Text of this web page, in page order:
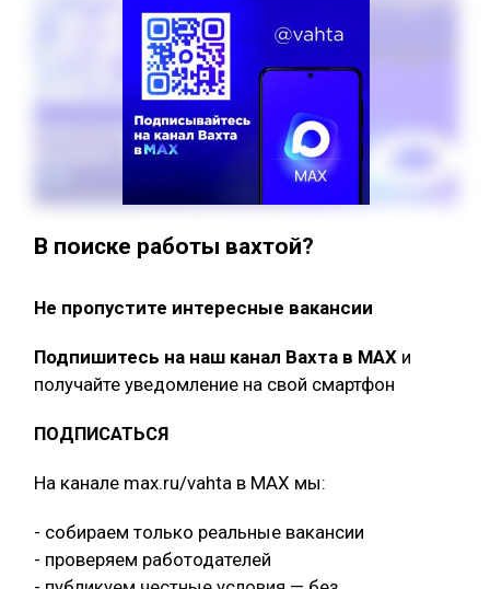
В поиске работы вахтой?
Не пропустите интересные вакансии
Подпишитесь на наш канал Вахта в МАХ и
получайте уведомление на свой смартфон
ПОДПИСАТЬСЯ
На канале max.ru/vahta в MAX мы:
- собираем только реальные вакансии
- проверяем работодателей